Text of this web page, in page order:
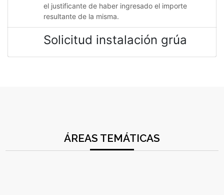
el justificante de haber ingresado el importe
resultante de la misma.
Solicitud instalación grúa
ÁREAS TEMÁTICAS